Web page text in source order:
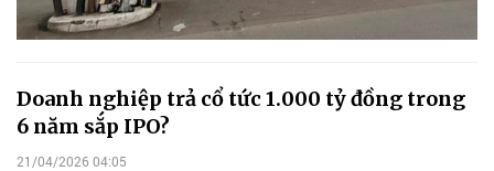
Doanh nghiệp trả cổ tức 1.000 tỷ đồng trong
6 năm sắp IPO?
21/04/2026 04:05